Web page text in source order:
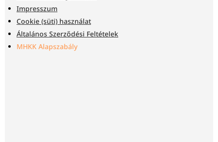
Impresszum
Cookie (süti) használat
Általános Szerződési Feltételek
MHKK Alapszabály